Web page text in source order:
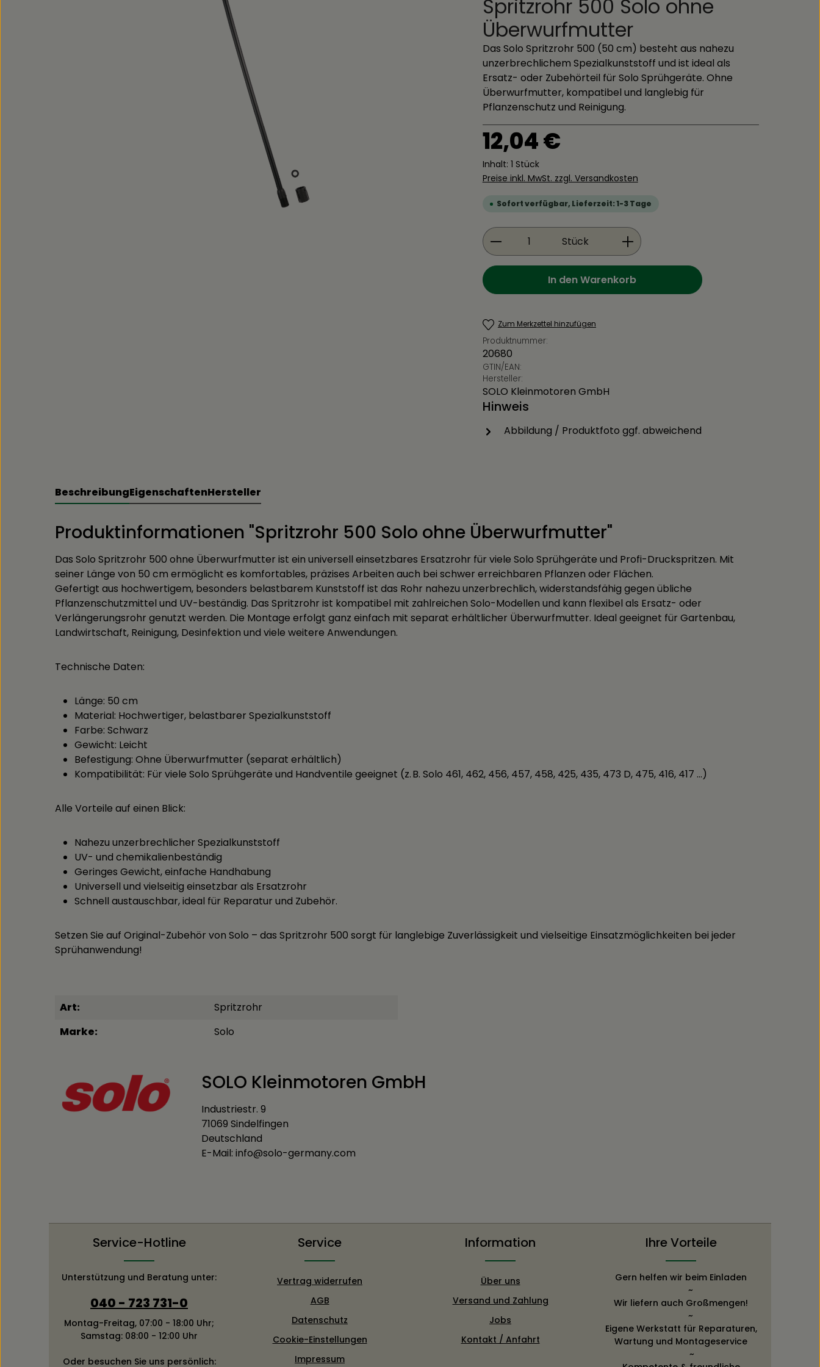
Spritzrohr 500 Solo ohne
Überwurfmutter
Das Solo Spritzrohr 500 (50 cm) besteht aus nahezu
unzerbrechlichem Spezialkunststoff und ist ideal als
Ersatz- oder Zubehörteil für Solo Sprühgeräte. Ohne
Überwurfmutter, kompatibel und langlebig für
Pflanzenschutz und Reinigung.
Regulärer Preis:
12,04 €
Inhalt: 1 Stück
Preise inkl. MwSt. zzgl. Versandkosten
Sofort verfügbar, Lieferzeit: 1-3 Tage
Produkt Anzahl: Gib den gewünschten Wert
Stück
In den Warenkorb
Zum Merkzettel hinzufügen
Produktnummer:
20680
GTIN/EAN:
Hersteller:
SOLO Kleinmotoren GmbH
Hinweis
Abbildung / Produktfoto ggf. abweichend
BeschreibungEigenschaftenHersteller
Produktinformationen "Spritzrohr 500 Solo ohne Überwurfmutter"
Das Solo Spritzrohr 500 ohne Überwurfmutter ist ein universell einsetzbares Ersatzrohr für viele Solo Sprühgeräte und Profi-Druckspritzen. Mit
seiner Länge von 50 cm ermöglicht es komfortables, präzises Arbeiten auch bei schwer erreichbaren Pflanzen oder Flächen.
Gefertigt aus hochwertigem, besonders belastbarem Kunststoff ist das Rohr nahezu unzerbrechlich, widerstandsfähig gegen übliche
Pflanzenschutzmittel und UV-beständig. Das Spritzrohr ist kompatibel mit zahlreichen Solo-Modellen und kann flexibel als Ersatz- oder
Verlängerungsrohr genutzt werden. Die Montage erfolgt ganz einfach mit separat erhältlicher Überwurfmutter. Ideal geeignet für Gartenbau,
Landwirtschaft, Reinigung, Desinfektion und viele weitere Anwendungen.
Technische Daten:
Länge: 50 cm
Material: Hochwertiger, belastbarer Spezialkunststoff
Farbe: Schwarz
Gewicht: Leicht
Befestigung: Ohne Überwurfmutter (separat erhältlich)
Kompatibilität: Für viele Solo Sprühgeräte und Handventile geeignet (z. B. Solo 461, 462, 456, 457, 458, 425, 435, 473 D, 475, 416, 417 …)
Alle Vorteile auf einen Blick:
Nahezu unzerbrechlicher Spezialkunststoff
UV- und chemikalienbeständig
Geringes Gewicht, einfache Handhabung
Universell und vielseitig einsetzbar als Ersatzrohr
Schnell austauschbar, ideal für Reparatur und Zubehör.
Setzen Sie auf Original-Zubehör von Solo – das Spritzrohr 500 sorgt für langlebige Zuverlässigkeit und vielseitige Einsatzmöglichkeiten bei jeder
Sprühanwendung!
Art:
Spritzrohr
Marke:
Solo
SOLO Kleinmotoren GmbH
Industriestr. 9
71069 Sindelfingen
Deutschland
E-Mail: info@solo-germany.com
Service-Hotline
Unterstützung und Beratung unter:
040 - 723 731-0
Montag-Freitag, 07:00 - 18:00 Uhr;
Samstag: 08:00 - 12:00 Uhr
Oder besuchen Sie uns persönlich:
Service
Vertrag widerrufen
AGB
Datenschutz
Cookie-Einstellungen
Impressum
Information
Über uns
Versand und Zahlung
Jobs
Kontakt / Anfahrt
Ihre Vorteile
Gern helfen wir beim Einladen
~
Wir liefern auch Großmengen!
~
Eigene Werkstatt für Reparaturen,
Wartung und Montageservice
~